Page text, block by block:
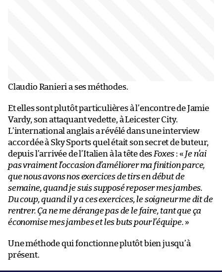
Claudio Ranieri a ses méthodes.
Et elles sont plutôt particulières à l’encontre de Jamie
Vardy, son attaquant vedette, à Leicester City.
L’international anglais a révélé dans une interview
accordée à Sky Sports quel était son secret de buteur,
depuis l’arrivée de l’Italien à la tête des Foxes : « Je n’ai
pas vraiment l’occasion d’améliorer ma finition parce,
que nous avons nos exercices de tirs en début de
semaine, quand je suis supposé reposer mes jambes.
Du coup, quand il y a ces exercices, le soigneur me dit de
rentrer. Ça ne me dérange pas de le faire, tant que ça
économise mes jambes et les buts pour l’équipe. »
Une méthode qui fonctionne plutôt bien jusqu’à
présent.